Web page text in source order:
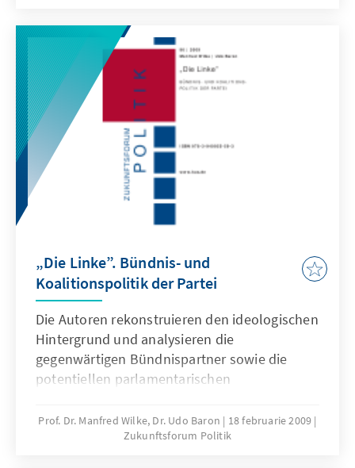
öffentlichen Diskurs fast gar nicht
wahrgenommen und die mediale
Öffentlichkeit, aber auch die Forschung
konzentriert sich überwiegend auf den
Rechtsextremismus. Mit dieser Studie will die
Konrad-Adenauer-Stiftung einen Beitrag zur
empirischen Extremismusforschung leisten.
„Die Linke”. Bündnis- und
Koalitionspolitik der Partei
Die Autoren rekonstruieren den ideologischen
Hintergrund und analysieren die
gegenwärtigen Bündnispartner sowie die
potentiellen parlamentarischen
Westausdehnung der Linkspartei zeigen die
Autoren, dass der Erfolg der Partei nicht allein
Prof. Dr. Manfred Wilke, Dr. Udo Baron
18 februarie 2009
Zukunftsforum Politik